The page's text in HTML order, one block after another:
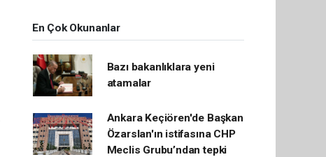
En Çok Okunanlar
Bazı bakanlıklara yeni
atamalar
Ankara Keçiören'de Başkan
Özarslan'ın istifasına CHP
Meclis Grubu’ndan tepki